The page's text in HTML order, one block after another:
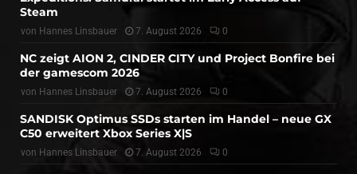
Steam
von Hannes Linsbauer 7. August 2026 0
NC zeigt AION 2, CINDER CITY und Project Bonfire bei
der gamescom 2026
von Hannes Linsbauer 7. August 2026 0
SANDISK Optimus SSDs starten im Handel – neue GX
C50 erweitert Xbox Series X|S
von Hannes Linsbauer 7. August 2026 0